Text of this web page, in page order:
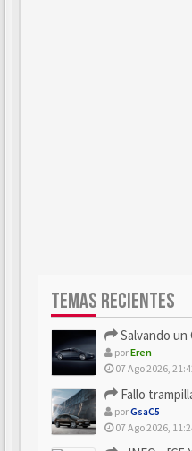
TEMAS RECIENTES
Salvando un Citroën
porEren
07 Ago 2026,
Fallo
porGsaC5
07 Ago 2026,